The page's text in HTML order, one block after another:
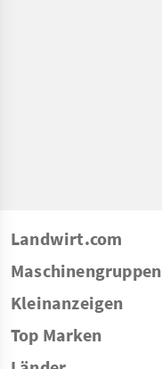
Landwirt.com
Maschinengruppen
Kleinanzeigen
Top Marken